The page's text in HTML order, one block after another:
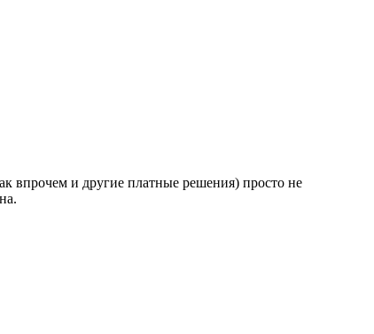
впрочем и другие платные решения) просто не